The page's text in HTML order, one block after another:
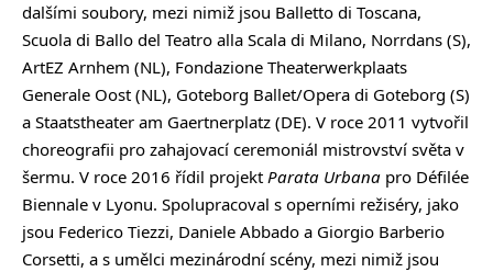
dalšími soubory, mezi nimiž jsou Balletto di Toscana,
Scuola di Ballo del Teatro alla Scala di Milano, Norrdans (S),
ArtEZ Arnhem (NL), Fondazione Theaterwerkplaats
Generale Oost (NL), Goteborg Ballet/Opera di Goteborg (S)
a Staatstheater am Gaertnerplatz (DE). V roce 2011 vytvořil
choreografii pro zahajovací ceremoniál mistrovství světa v
šermu. V roce 2016 řídil projekt Parata Urbana pro Défilée
Biennale v Lyonu. Spolupracoval s operními režiséry, jako
jsou Federico Tiezzi, Daniele Abbado a Giorgio Barberio
Corsetti, a s umělci mezinárodní scény, mezi nimiž jsou